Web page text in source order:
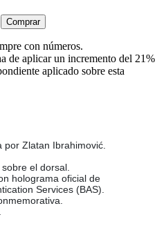
con números.
de aplicar un incremento del 21%
aplicado sobre esta
por Zlatan Ibrahimović.
el dorsal.
holograma oficial de
Services (BAS).